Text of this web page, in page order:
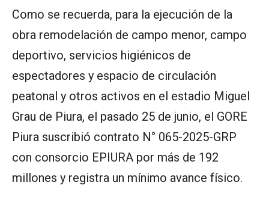
Como se recuerda, para la ejecución de la
obra remodelación de campo menor, campo
deportivo, servicios higiénicos de
espectadores y espacio de circulación
peatonal y otros activos en el estadio Miguel
Grau de Piura, el pasado 25 de junio, el GORE
Piura suscribió contrato N° 065-2025-GRP
con consorcio EPIURA por más de 192
millones y registra un mínimo avance físico.